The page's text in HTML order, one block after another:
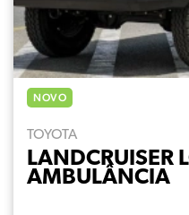
NOVO
TOYOTA
LANDCRUISER
AMBULÂNCIA